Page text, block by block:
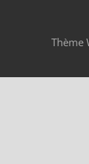
Thème